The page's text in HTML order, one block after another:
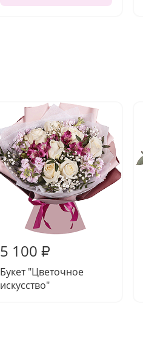
5 100 ₽
Букет "Цветочное
искусство"